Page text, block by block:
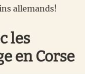
allemands!
les
en Corse